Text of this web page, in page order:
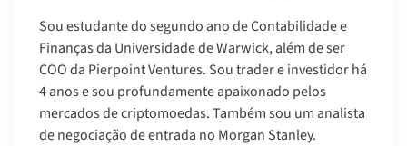
Sou estudante do segundo ano de Contabilidade e
Finanças da Universidade de Warwick, além de ser
COO da Pierpoint Ventures. Sou trader e investidor há
4 anos e sou profundamente apaixonado pelos
mercados de criptomoedas. Também sou um analista
de negociação de entrada no Morgan Stanley.